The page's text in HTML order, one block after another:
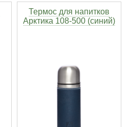
Термос для напитков
Арктика 108-500 (синий)